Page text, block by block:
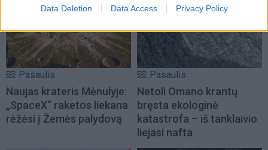
Data Deletion Data Access Privacy Policy
Pasaulis
Naujas krateris Mėnulyje:
„SpaceX“ raketos liekana
rėžėsi į Žemės palydovą
Pasaulis
Netoli Omano krantų
bręsta ekologinė
katastrofa – iš tanklaivio
liejasi nafta